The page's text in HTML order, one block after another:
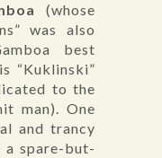
(whose
was also
best
“Kuklinski”
to the
man). One
and trancy
a spare-but-